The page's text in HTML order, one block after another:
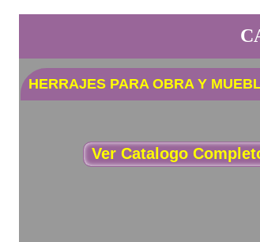
HERRAJES PARA OBRA Y
Ver Catalogo